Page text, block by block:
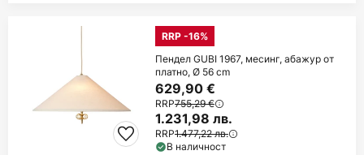
RRP -16%
Пендел GUBI 1967, месинг, абажур от
платно, Ø 56 cm
629,90 €
RRP755,29 €
1.231,98 лв.
RRP1.477,22 лв.
В наличност